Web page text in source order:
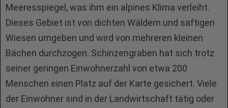
Meeresspiegel, was ihm ein alpines Klima verleiht.
Dieses Gebiet ist von dichten Wäldern und saftigen
Wiesen umgeben und wird von mehreren kleinen
Bächen durchzogen. Schinzengraben hat sich trotz
seiner geringen Einwohnerzahl von etwa 200
Menschen einen Platz auf der Karte gesichert. Viele
der Einwohner sind in der Landwirtschaft tätig oder